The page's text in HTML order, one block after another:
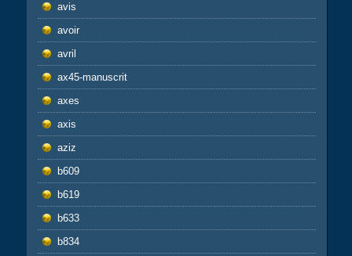
avis
avoir
avril
ax45-manuscrit
axes
axis
aziz
b609
b619
b633
b834